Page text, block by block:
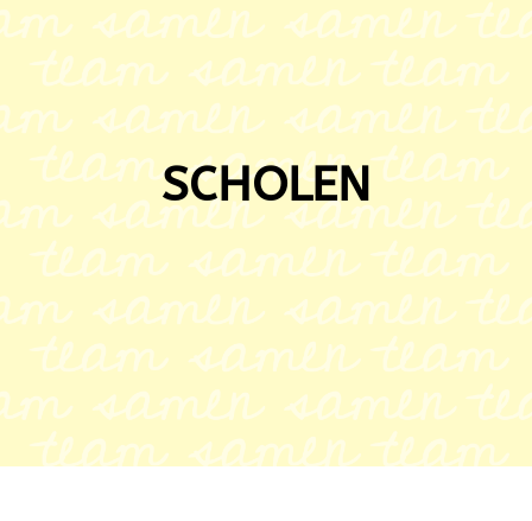
SCHOLEN